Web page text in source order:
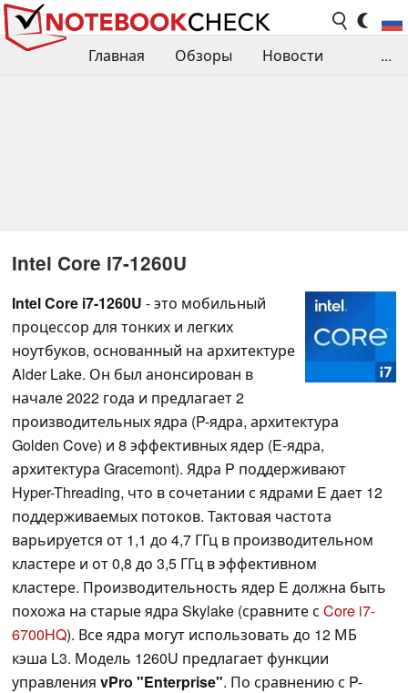
Главная Обзоры
Новости
...
Intel Core i7-1260U
Intel Core i7-1260U - это мобильный
процессор для тонких и легких
ноутбуков, основанный на архитектуре
Alder Lake. Он был анонсирован в
начале 2022 года и предлагает 2
производительных ядра (P-ядра, архитектура
Golden Cove) и 8 эффективных ядер (E-ядра,
архитектура Gracemont). Ядра P поддерживают
Hyper-Threading, что в сочетании с ядрами E дает 12
поддерживаемых потоков. Тактовая частота
варьируется от 1,1 до 4,7 ГГц в производительном
кластере и от 0,8 до 3,5 ГГц в эффективном
кластере. Производительность ядер E должна быть
похожа на старые ядра Skylake (сравните с Core i7-
6700HQ). Все ядра могут использовать до 12 МБ
кэша L3. Модель 1260U предлагает функции
управления vPro "Enterprise". По сравнению с P-